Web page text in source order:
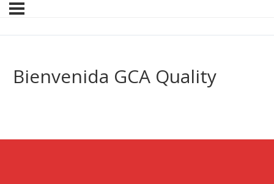
Bienvenida GCA Quality